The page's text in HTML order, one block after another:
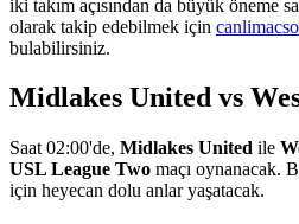
iki takım açısından da büyük öneme
olarak takip edebilmek için
bulabilirsiniz.
Midlakes United vs
Saat 02:00'de, Midlakes United ile
USL League Two maçı oynanacak.
için heyecan dolu anlar yaşatacak.